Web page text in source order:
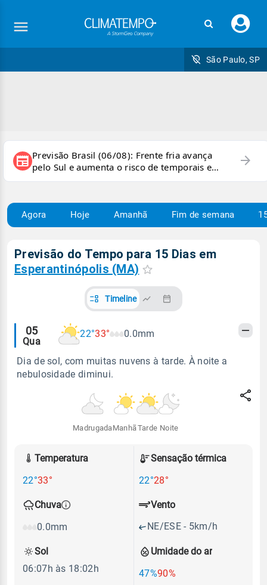
seu
São Paulo, SP
newspaper Previsão Brasil (06/08): Frente fria avança
pelo Sul e aumenta o risco de temporais e
ventania
arrow_forward
Agora Hoje Amanhã Fim de semana
Previsão do Tempo para 15 Dias em
Esperantinópolis (MA)
Timeline
Alertas
meteorológicos
05
Qua
22°33° 0.0mm
Dia de sol, com muitas nuvens à tarde. À noite a
nebulosidade diminui.
Madrugada Manhã Tarde Noite
Temperatura
22°33°
Sensação térmica
22°28°
Chuva
0.0mm
Umidade do ar
47%90%
Vento
NE/ESE - 5km/h
Sol
06:07h às 18:02h